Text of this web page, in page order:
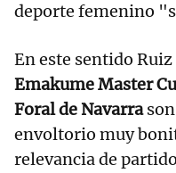
deporte femenino
En este sentido
Emakume Master
Foral de Navarra
envoltorio muy
relevancia de